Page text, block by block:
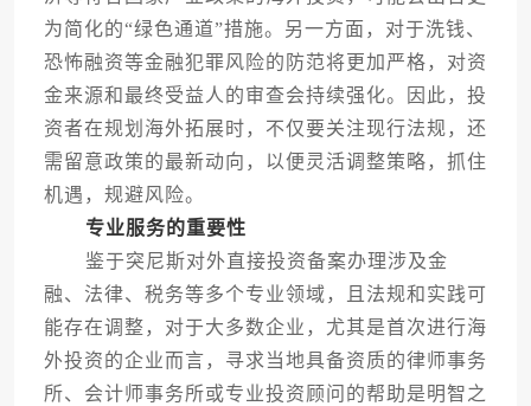
为简化的“绿色通道”措施。另一方面，对于洗钱、
恐怖融资等金融犯罪风险的防范将更加严格，对资
金来源和最终受益人的审查会持续强化。因此，投
资者在规划海外拓展时，不仅要关注现行法规，还
需留意政策的最新动向，以便灵活调整策略，抓住
机遇，规避风险。
专业服务的重要性
鉴于突尼斯对外直接投资备案办理涉及金
融、法律、税务等多个专业领域，且法规和实践可
能存在调整，对于大多数企业，尤其是首次进行海
外投资的企业而言，寻求当地具备资质的律师事务
所、会计师事务所或专业投资顾问的帮助是明智之